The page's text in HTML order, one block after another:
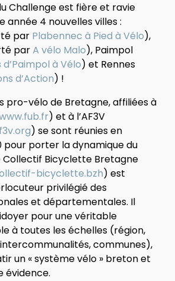
Challenge est fière et ravie
année 4 nouvelles villes :
par Plabennec à Pied à Vélo),
parA vélo Malo), Paimpol
d’Paimpol à Vélo) et Rennes
d’Action) !
pro-vélo de Bretagne, affiliées à
) et à l’AF3V
) se sont réunies en
pour porter la dynamique du
Collectif Bicyclette Bretagne
bicyclette.bzh) est
privilégié des
et départementales. Il
pour une véritable
à toutes les échelles (région,
communes),
un « système vélo » breton et
évidence.